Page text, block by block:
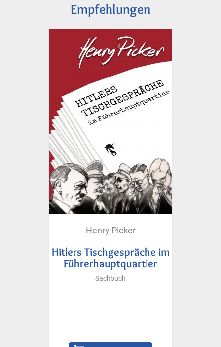
Empfehlungen
Henry Picker
Hitlers Tischgespräche im
Führerhauptquartier
Sachbuch